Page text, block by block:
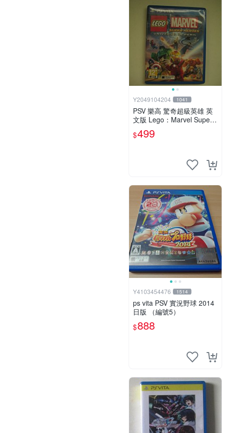
Y2049104204 1041
PSV 樂高 驚奇超級英雄 英
文版 Lego：Marvel Super
Heroes
$499
Y4103454476 1514
ps vita PSV 實況野球 2014
日版 （編號5）
$888